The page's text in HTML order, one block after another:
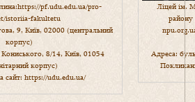
https://pf.udu.edu.ua/pro-
istoriia-fakultetu
9, Київ, 02000 (центральний
корпус)
8/14, Київ, 01054
корпус)
сайт: https://udu.edu.ua/
Ліцей ім.
району
Адреса: